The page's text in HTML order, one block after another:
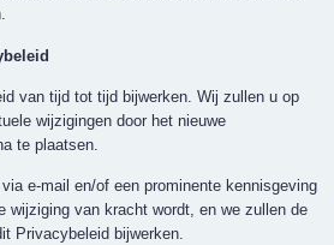
van tijd tot tijd bijwerken. Wij zullen u op
wijzigingen door het nieuwe
te plaatsen.
e-mail en/of een prominente kennisgeving
wijziging van kracht wordt, en we zullen de
Privacybeleid bijwerken.